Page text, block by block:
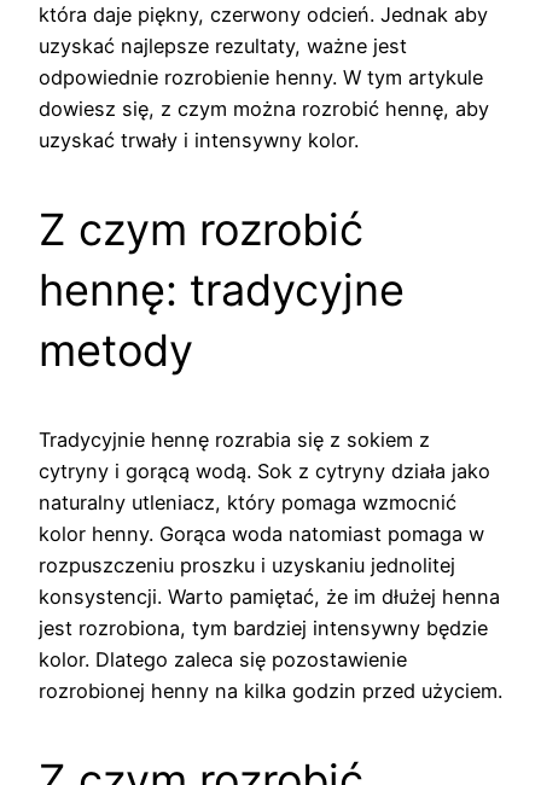
która daje piękny, czerwony odcień. Jednak aby
uzyskać najlepsze rezultaty, ważne jest
odpowiednie rozrobienie henny. W tym artykule
dowiesz się, z czym można rozrobić hennę, aby
uzyskać trwały i intensywny kolor.
Z czym rozrobić
hennę: tradycyjne
metody
Tradycyjnie hennę rozrabia się z sokiem z
cytryny i gorącą wodą. Sok z cytryny działa jako
naturalny utleniacz, który pomaga wzmocnić
kolor henny. Gorąca woda natomiast pomaga w
rozpuszczeniu proszku i uzyskaniu jednolitej
konsystencji. Warto pamiętać, że im dłużej henna
jest rozrobiona, tym bardziej intensywny będzie
kolor. Dlatego zaleca się pozostawienie
rozrobionej henny na kilka godzin przed użyciem.